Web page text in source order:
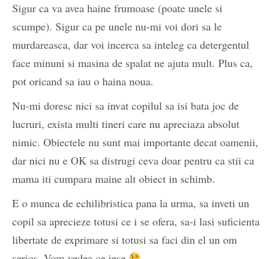
Sigur ca va avea haine frumoase (poate unele si
scumpe). Sigur ca pe unele nu-mi voi dori sa le
murdareasca, dar voi incerca sa inteleg ca detergentul
face minuni si masina de spalat ne ajuta mult. Plus ca,
pot oricand sa iau o haina noua.
Nu-mi doresc nici sa invat copilul sa isi bata joc de
lucruri, exista multi tineri care nu apreciaza absolut
nimic. Obiectele nu sunt mai importante decat oamenii,
dar nici nu e OK sa distrugi ceva doar pentru ca stii ca
mama iti cumpara maine alt obiect in schimb.
E o munca de echilibristica pana la urma, sa inveti un
copil sa aprecieze totusi ce i se ofera, sa-i lasi suficienta
libertate de exprimare si totusi sa faci din el un om